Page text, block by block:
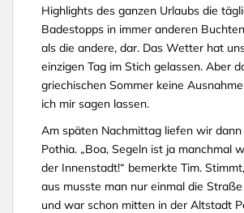
Highlights des ganzen Urlaubs die
Badestopps in immer anderen
als die andere, dar. Das Wetter hat
einzigen Tag im Stich gelassen. Aber
griechischen Sommer keine
ich mir sagen lassen.
Am späten Nachmittag liefen wir
Pothia. „Boa, Segeln ist ja manchmal
der Innenstadt!“ bemerkte Tim.
aus musste man nur einmal die
und war schon mitten in der Altstadt